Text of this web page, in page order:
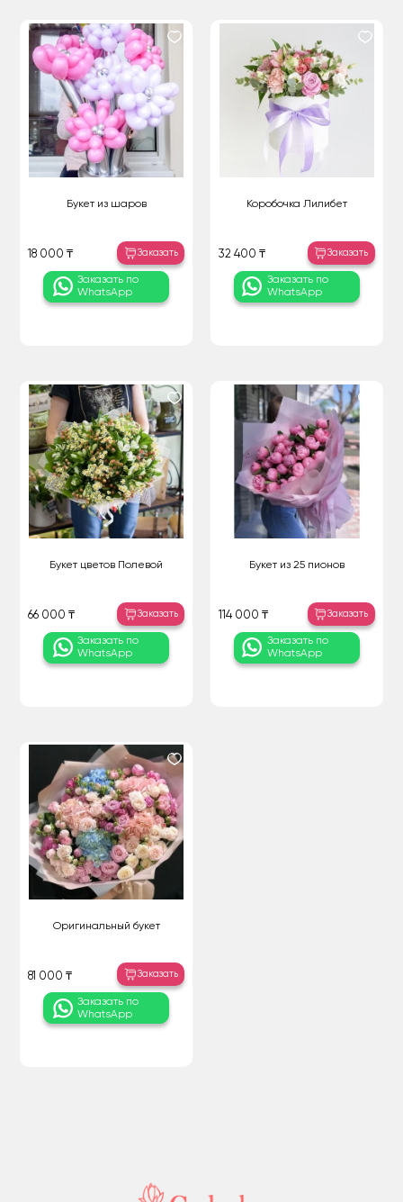
Букет из шаров
18 000 ₸ Заказать
Заказать по
WhatsApp
Коробочка Лилибет
32 400 ₸ Заказать
Заказать по
WhatsApp
Букет цветов Полевой
66 000 ₸ Заказать
Заказать по
WhatsApp
Букет из 25 пионов
114 000 ₸ Заказать
Заказать по
WhatsApp
Оригинальный букет
81 000 ₸ Заказать
Заказать по
WhatsApp